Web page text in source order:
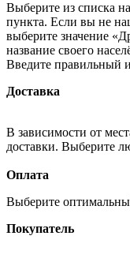
Выберите из списка
пункта. Если вы не
выберите значение
название своего
Введите правильный
Доставка
В зависимости от
доставки. Выберите
Оплата
Выберите
Покупатель